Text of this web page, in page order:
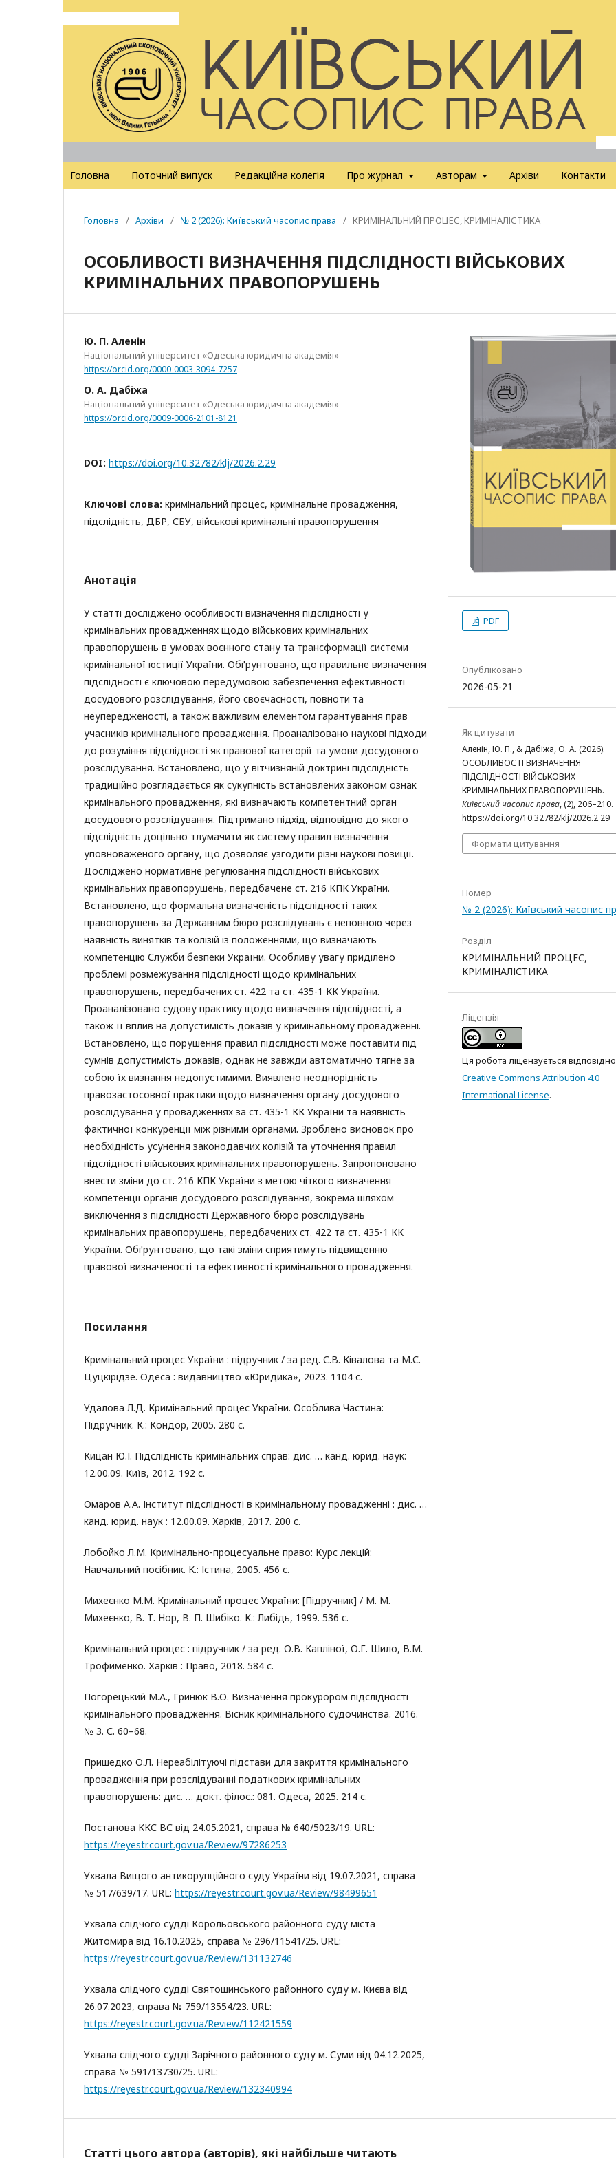
Головна Поточний випуск Редакційна колегія Про журнал Авторам Архіви Контакти
Головна / Архіви / № 2 (2026): Київський часопис права / КРИМІНАЛЬНИЙ ПРОЦЕС, КРИМІНАЛІСТИКА
ОСОБЛИВОСТІ ВИЗНАЧЕННЯ ПІДСЛІДНОСТІ ВІЙСЬКОВИХ
КРИМІНАЛЬНИХ ПРАВОПОРУШЕНЬ
Ю. П. Аленін
Національний університет «Одеська юридична академія»
https://orcid.org/0000-0003-3094-7257
О. А. Дабіжа
Національний університет «Одеська юридична академія»
https://orcid.org/0009-0006-2101-8121
DOI: https://doi.org/10.32782/klj/2026.2.29
Ключові слова: кримінальний процес, кримінальне провадження,
підслідність, ДБР, СБУ, військові кримінальні правопорушення
Анотація
У статті досліджено особливості визначення підслідності у
кримінальних провадженнях щодо військових кримінальних
правопорушень в умовах воєнного стану та трансформації системи
кримінальної юстиції України. Обґрунтовано, що правильне визначення
підслідності є ключовою передумовою забезпечення ефективності
досудового розслідування, його своєчасності, повноти та
неупередженості, а також важливим елементом гарантування прав
учасників кримінального провадження. Проаналізовано наукові підходи
до розуміння підслідності як правової категорії та умови досудового
розслідування. Встановлено, що у вітчизняній доктрині підслідність
традиційно розглядається як сукупність встановлених законом ознак
кримінального провадження, які визначають компетентний орган
досудового розслідування. Підтримано підхід, відповідно до якого
підслідність доцільно тлумачити як систему правил визначення
уповноваженого органу, що дозволяє узгодити різні наукові позиції.
Досліджено нормативне регулювання підслідності військових
кримінальних правопорушень, передбачене ст. 216 КПК України.
Встановлено, що формальна визначеність підслідності таких
правопорушень за Державним бюро розслідувань є неповною через
наявність винятків та колізій із положеннями, що визначають
компетенцію Служби безпеки України. Особливу увагу приділено
проблемі розмежування підслідності щодо кримінальних
правопорушень, передбачених ст. 422 та ст. 435-1 КК України.
Проаналізовано судову практику щодо визначення підслідності, а
також її вплив на допустимість доказів у кримінальному провадженні.
Встановлено, що порушення правил підслідності може поставити під
сумнів допустимість доказів, однак не завжди автоматично тягне за
собою їх визнання недопустимими. Виявлено неоднорідність
правозастосовної практики щодо визначення органу досудового
розслідування у провадженнях за ст. 435-1 КК України та наявність
фактичної конкуренції між різними органами. Зроблено висновок про
необхідність усунення законодавчих колізій та уточнення правил
підслідності військових кримінальних правопорушень. Запропоновано
внести зміни до ст. 216 КПК України з метою чіткого визначення
компетенції органів досудового розслідування, зокрема шляхом
виключення з підслідності Державного бюро розслідувань
кримінальних правопорушень, передбачених ст. 422 та ст. 435-1 КК
України. Обґрунтовано, що такі зміни сприятимуть підвищенню
правової визначеності та ефективності кримінального провадження.
Посилання
Кримінальний процес України : підручник / за ред. С.В. Ківалова та М.С.
Цуцкірідзе. Одеса : видавництво «Юридика», 2023. 1104 с.
Удалова Л.Д. Кримінальний процес України. Особлива Частина:
Підручник. К.: Кондор, 2005. 280 с.
Кицан Ю.І. Підслідність кримінальних справ: дис. … канд. юрид. наук:
12.00.09. Київ, 2012. 192 с.
Омаров А.А. Інститут підслідності в кримінальному провадженні : дис. …
канд. юрид. наук : 12.00.09. Харків, 2017. 200 с.
Лобойко Л.М. Кримінально-процесуальне право: Курс лекцій:
Навчальний посібник. К.: Істина, 2005. 456 с.
Михеєнко М.М. Кримінальний процес України: [Підручник] / М. М.
Михеєнко, В. Т. Нор, В. П. Шибіко. К.: Либідь, 1999. 536 с.
Кримінальний процес : підручник / за ред. О.В. Капліної, О.Г. Шило, В.М.
Трофименко. Харків : Право, 2018. 584 с.
Погорецький М.А., Гринюк В.О. Визначення прокурором підслідності
кримінального провадження. Вісник кримінального судочинства. 2016.
№ 3. С. 60–68.
Пришедко О.Л. Нереабілітуючі підстави для закриття кримінального
провадження при розслідуванні податкових кримінальних
правопорушень: дис. … докт. філос.: 081. Одеса, 2025. 214 с.
Постанова ККС ВС від 24.05.2021, справа № 640/5023/19. URL:
https://reyestr.court.gov.ua/Review/97286253
Ухвала Вищого антикорупційного суду України від 19.07.2021, справа
№ 517/639/17. URL: https://reyestr.court.gov.ua/Review/98499651
Ухвала слідчого судді Корольовського районного суду міста
Житомира від 16.10.2025, справа № 296/11541/25. URL:
https://reyestr.court.gov.ua/Review/131132746
Ухвала слідчого судді Святошинського районного суду м. Києва від
26.07.2023, справа № 759/13554/23. URL:
https://reyestr.court.gov.ua/Review/112421559
Ухвала слідчого судді Зарічного районного суду м. Суми від 04.12.2025,
справа № 591/13730/25. URL:
https://reyestr.court.gov.ua/Review/132340994
PDF
Опубліковано
2026-05-21
Як цитувати
Аленін, Ю. П., & Дабіжа, О. А. (2026).
ОСОБЛИВОСТІ ВИЗНАЧЕННЯ
ПІДСЛІДНОСТІ ВІЙСЬКОВИХ
КРИМІНАЛЬНИХ ПРАВОПОРУШЕНЬ.
Київський часопис права, (2), 206–210.
https://doi.org/10.32782/klj/2026.2.29
Формати цитування
Номер
№ 2 (2026): Київський часопис
Розділ
КРИМІНАЛЬНИЙ ПРОЦЕС,
КРИМІНАЛІСТИКА
Ліцензія
Ця робота ліцензується
Creative Commons Attribution 4.0
International License.
Статті цього автора (авторів), які найбільше читають